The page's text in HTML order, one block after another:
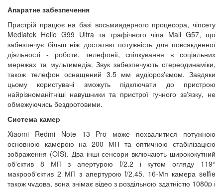
Апаратне забезпечення
Пристрій працює на базі восьмиядерного процесора, чіпсету
Mediatek Helio G99 Ultra та графічного чіпа Mali G57, що
забезпечує більш ніж достатню потужність для повсякденної
діяльності - роботи, телефонії, спілкування в соціальних
мережах та мультимедіа. Звук забезпечують стереодинаміки,
також телефон оснащений 3.5 мм аудіороз'ємом. Завдяки
цьому користувачі зможуть підключати до пристрою
найрізноманітніші навушники та пристрої гучного зв'язку, не
обмежуючись бездротовими.
Система камер
Xiaomi Redmi Note 13 Pro може похвалитися потужною
основною камерою на 200 МП та оптичною стабілізацією
зображення (OIS). Два інші сенсори включають ширококутний
об'єктив 8 МП з апертурою f/2.2 і кутом огляду 119°
макрооб'єктив 2 МП з апертурою f/2.45. 16-Мп камера selfie
також чудова, вона знімає відео з роздільною здатністю 1080p і